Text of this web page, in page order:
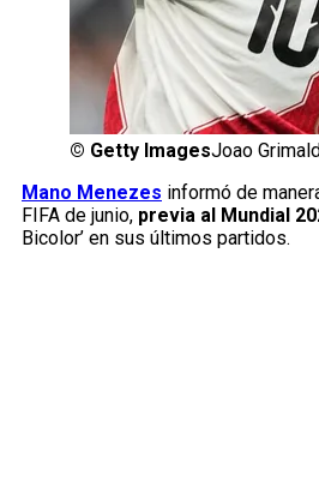
© Getty ImagesJoao
Mano Menezes informó de
FIFA de junio, previa al Mundial
Bicolor’ en sus últimos partidos.